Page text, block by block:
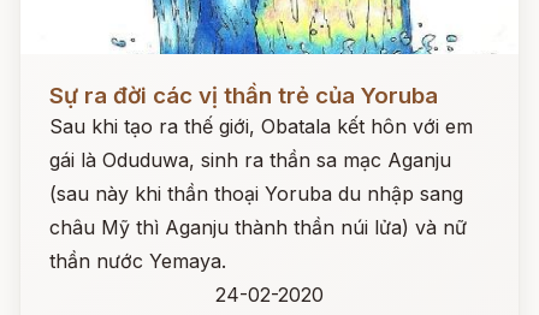
Sự ra đời các vị thần trẻ của Yoruba
Sau khi tạo ra thế giới, Obatala kết hôn với em
gái là Oduduwa, sinh ra thần sa mạc Aganju
(sau này khi thần thoại Yoruba du nhập sang
châu Mỹ thì Aganju thành thần núi lửa) và nữ
thần nước Yemaya.
24-02-2020